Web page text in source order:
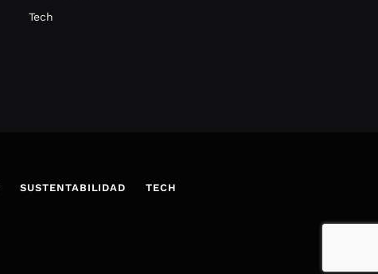
Tech
SUSTENTABILIDAD TECH